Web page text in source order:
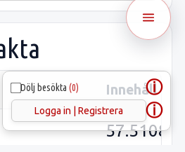
Dölj besökta (0) ⓘ
Logga in | Registrera ⓘ
Innehåll